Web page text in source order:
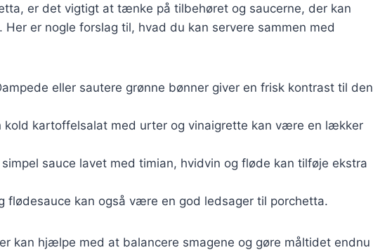
er det vigtigt at tænke på tilbehøret og saucerne, der kan
Her er nogle forslag til, hvad du kan servere sammen med
eller sautere grønne bønner giver en frisk kontrast til den
kold kartoffelsalat med urter og vinaigrette kan være en lækker
simpel sauce lavet med timian, hvidvin og fløde kan tilføje ekstra
flødesauce kan også være en god ledsager til porchetta.
kan hjælpe med at balancere smagene og gøre måltidet endnu